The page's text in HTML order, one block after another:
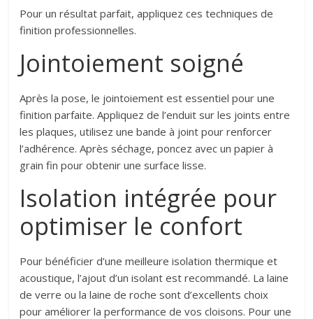
Pour un résultat parfait, appliquez ces techniques de
finition professionnelles.
Jointoiement soigné
Après la pose, le jointoiement est essentiel pour une
finition parfaite. Appliquez de l’enduit sur les joints entre
les plaques, utilisez une bande à joint pour renforcer
l’adhérence. Après séchage, poncez avec un papier à
grain fin pour obtenir une surface lisse.
Isolation intégrée pour
optimiser le confort
Pour bénéficier d’une meilleure isolation thermique et
acoustique, l’ajout d’un isolant est recommandé. La laine
de verre ou la laine de roche sont d’excellents choix
pour améliorer la performance de vos cloisons. Pour une